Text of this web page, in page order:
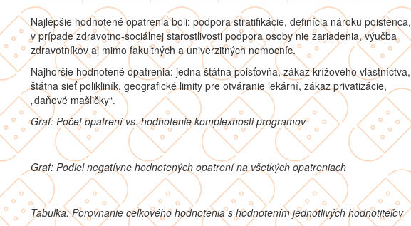
Najlepšie hodnotené opatrenia boli: podpora stratifikácie, definícia nároku poistenca,
v prípade zdravotno-sociálnej starostlivosti podpora osoby nie zariadenia, výučba
zdravotníkov aj mimo fakultných a univerzitných nemocníc.
Najhoršie hodnotené opatrenia: jedna štátna poisťovňa, zákaz krížového vlastníctva,
štátna sieť polikliník, geografické limity pre otváranie lekární, zákaz privatizácie,
„daňové mašličky“.
Graf: Počet opatrení vs. hodnotenie komplexnosti programov
Graf: Podiel negatívne hodnotených opatrení na všetkých opatreniach
Tabuľka: Porovnanie celkového hodnotenia s hodnotením jednotlivých hodnotiteľov